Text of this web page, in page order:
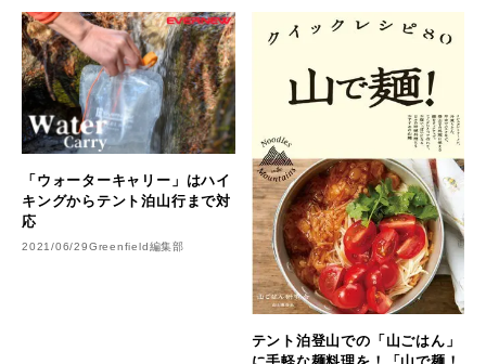
「ウォーターキャリー」はハイ
キングからテント泊山行まで対
応
2021/06/29Greenfield編集部
テント泊登山での「山ごはん」